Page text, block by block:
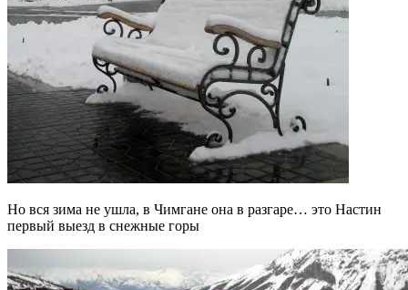
Но вся зима не ушла, в Чимгане она в разгаре… это Настин
первый выезд в снежные горы